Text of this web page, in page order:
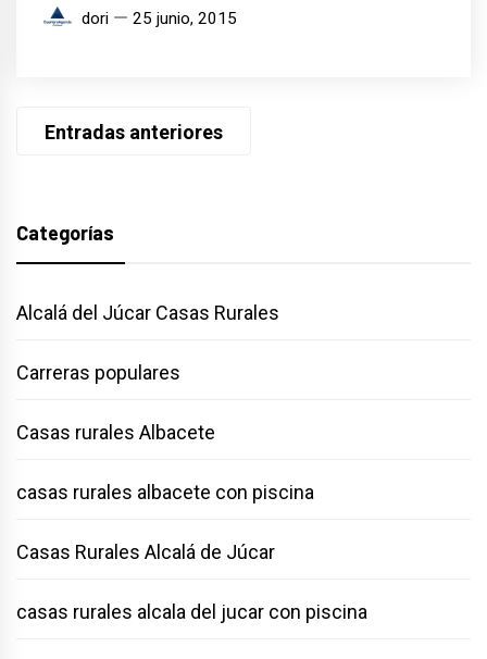
dori 25 junio, 2015
Navegación
Entradas anteriores
Categorías
Alcalá del Júcar Casas Rurales
Carreras populares
Casas rurales Albacete
casas rurales albacete con piscina
Casas Rurales Alcalá de Júcar
casas rurales alcala del jucar con piscina